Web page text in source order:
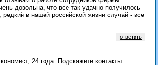
довольна, что все так удачно получилось
в нашей российской жизни случай - все
ответить
24 года. Подскажите контакты